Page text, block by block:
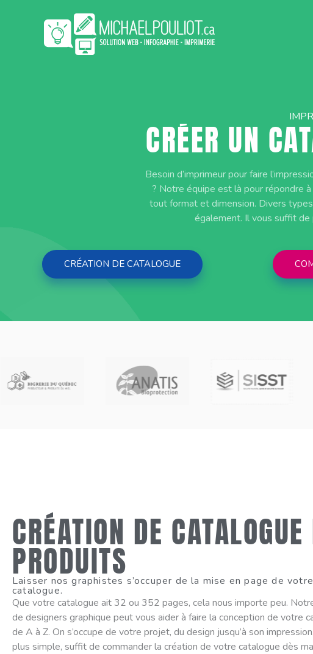
CRÉER UN
Besoin d’imprimeur pour faire
? Notre équipe est là pour répondre
tout format et dimension. Divers
également. Il vous suffit de
CRÉATION DE CATALOGUE
CRÉATION DE CATALOGUE
PRODUITS
Laisser nos graphistes s’occuper de la mise en page de votre
catalogue.
Que votre catalogue ait 32 ou 352 pages, cela nous importe peu.
de designers graphique peut vous aider à faire la conception de votre
de A à Z. On s’occupe de votre projet, du design jusqu’à son
plus simple, suffit de commander la création de votre catalogue dès